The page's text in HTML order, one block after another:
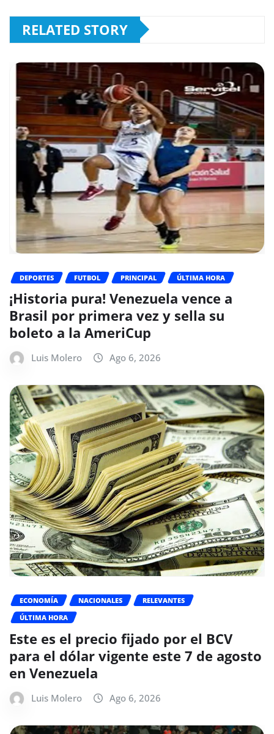
RELATED STORY
DEPORTES FUTBOL PRINCIPAL ÚLTIMA HORA
¡Historia pura! Venezuela vence a
Brasil por primera vez y sella su
boleto a la AmeriCup
Luis Molero Ago 6, 2026
ECONOMÍA NACIONALES
RELEVANTES
ÚLTIMA HORA
Este es el precio fijado por el BCV
para el dólar vigente este 7 de agosto
en Venezuela
Luis Molero Ago 6, 2026